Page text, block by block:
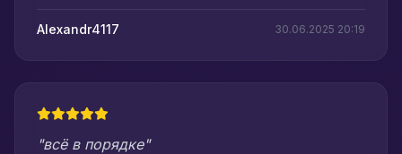
Alexandr4117 30.06.2025 20:19
"всё в порядке"